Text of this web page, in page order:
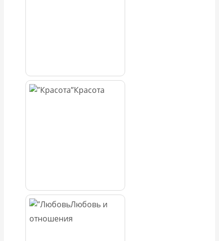
Красота
Любовь и
отношения